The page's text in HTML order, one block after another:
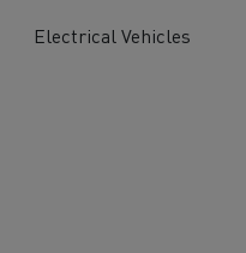
Electrical Vehicles